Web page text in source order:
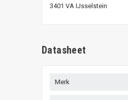
3401 VA IJsselstein
Datasheet
Merk